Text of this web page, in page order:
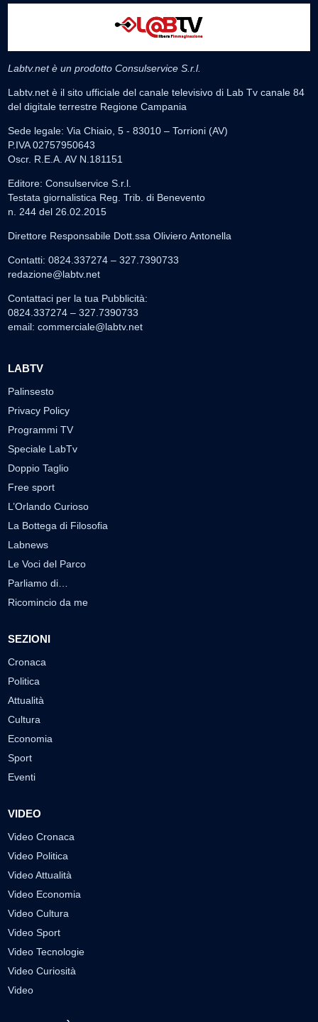
Labtv.net è un prodotto Consulservice S.r.l.
Labtv.net è il sito ufficiale del canale televisivo di Lab Tv canale 84
del digitale terrestre Regione Campania
Sede legale: Via Chiaio, 5 - 83010 – Torrioni (AV)
P.IVA 02757950643
Oscr. R.E.A. AV N.181151
Editore: Consulservice S.r.l.
Testata giornalistica Reg. Trib. di Benevento
n. 244 del 26.02.2015
Direttore Responsabile Dott.ssa Oliviero Antonella
Contatti: 0824.337274 – 327.7390733
redazione@labtv.net
Contattaci per la tua Pubblicità:
0824.337274 – 327.7390733
email: commerciale@labtv.net
LABTV
Palinsesto
Privacy Policy
Programmi TV
Speciale LabTv
Doppio Taglio
Free sport
L’Orlando Curioso
La Bottega di Filosofia
Labnews
Le Voci del Parco
Parliamo di…
Ricomincio da me
SEZIONI
Cronaca
Politica
Attualità
Cultura
Economia
Sport
Eventi
VIDEO
Video Cronaca
Video Politica
Video Attualità
Video Economia
Video Cultura
Video Sport
Video Tecnologie
Video Curiosità
Video